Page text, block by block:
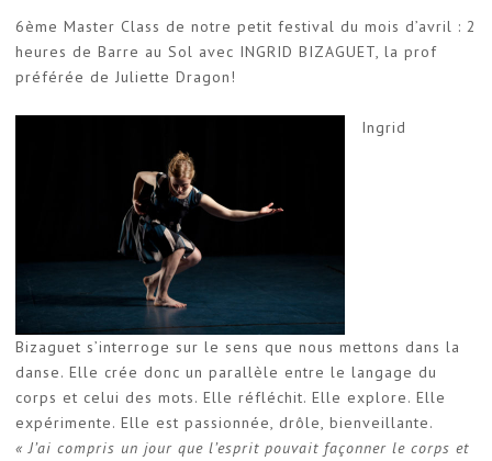
6ème Master Class de notre petit festival du mois d’avril : 2
heures de Barre au Sol avec INGRID BIZAGUET, la prof
préférée de Juliette Dragon!
Ingrid
Bizaguet s’interroge sur le sens que nous mettons dans la
danse. Elle crée donc un parallèle entre le langage du
corps et celui des mots. Elle réfléchit. Elle explore. Elle
expérimente. Elle est passionnée, drôle, bienveillante.
« J’ai compris un jour que l’esprit pouvait façonner le corps et